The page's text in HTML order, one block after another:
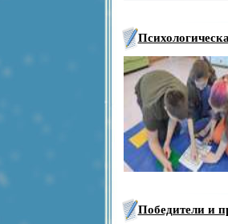
Победители и